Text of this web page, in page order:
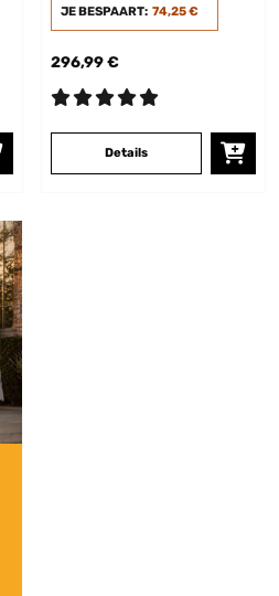
waskom Soft Close
handige bergruimte
hoogglanzend
JE BESPAART: 74,25 €
296,99 €
Details